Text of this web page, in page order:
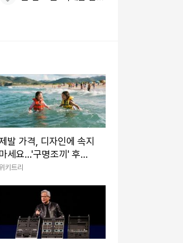
발 가격, 디자인에 속지
마세요...'구명조끼' 후회
이 고르는 법
키트리